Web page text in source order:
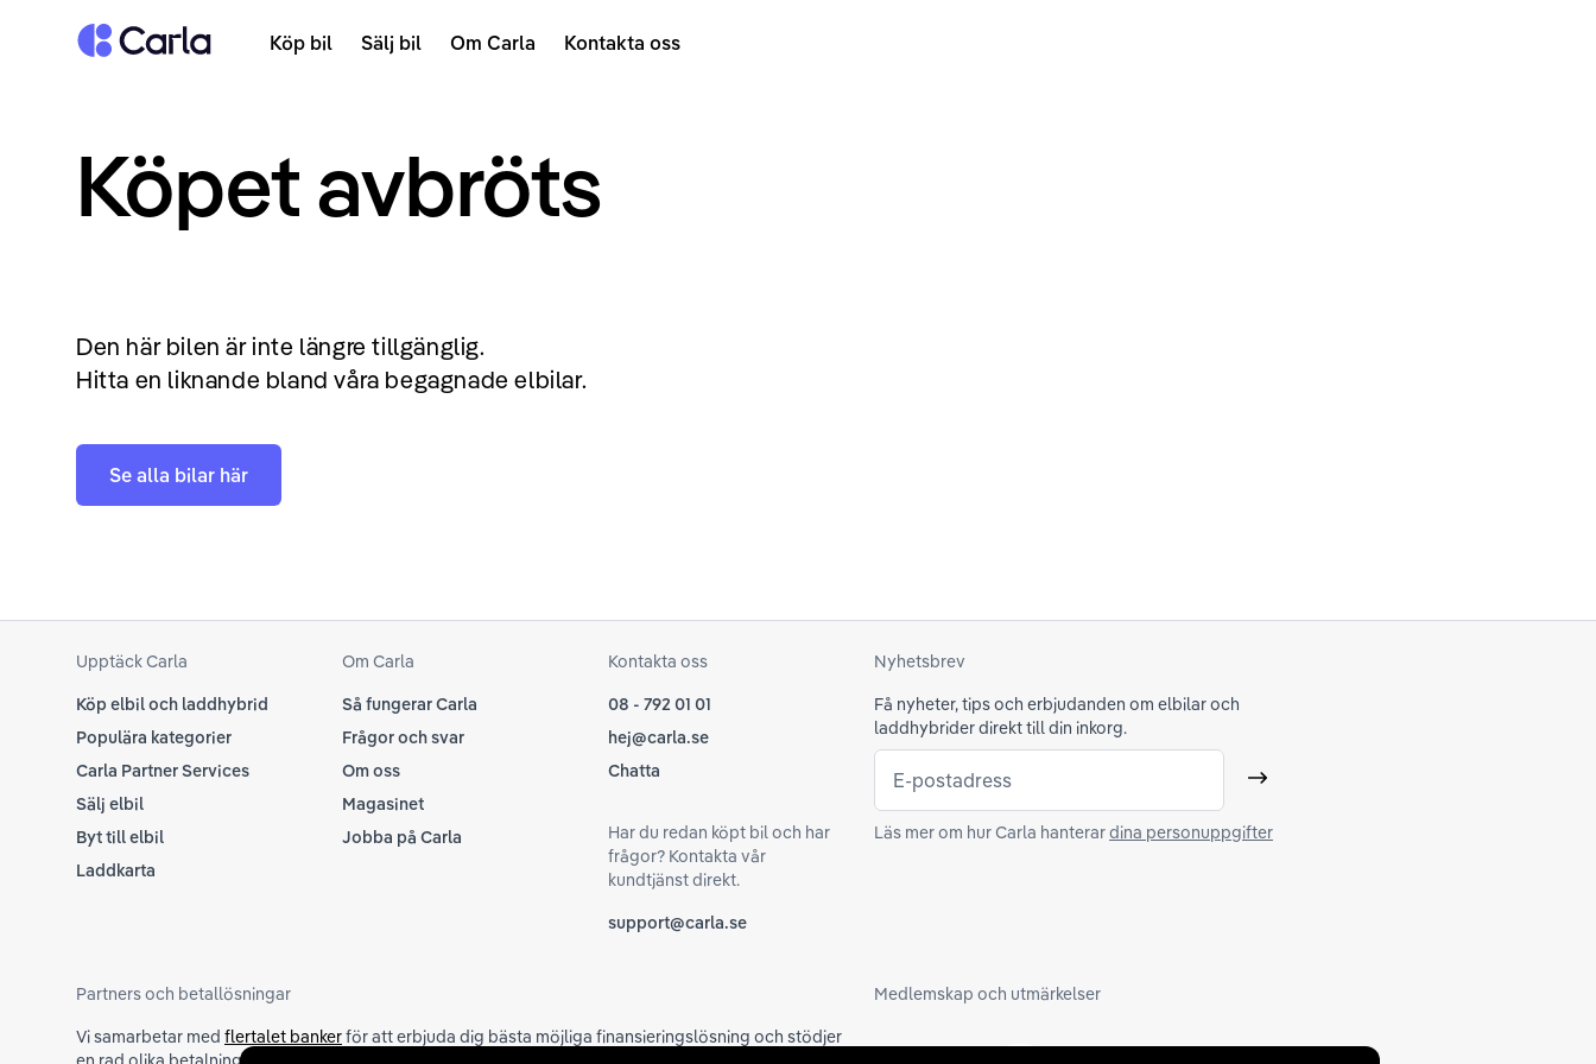
Tillbaka till startsidan Köp bil Sälj bil Om Carla Kontakta oss
Köpet avbröts
Den här bilen är inte längre tillgänglig.
Hitta en liknande bland våra begagnade elbilar.
Se alla bilar här
Upptäck Carla
Köp elbil och laddhybrid
Populära kategorier
Carla Partner Services
Sälj elbil
Byt till elbil
Laddkarta
Om Carla
Så fungerar Carla
Frågor och svar
Om oss
Magasinet
Jobba på Carla
Kontakta oss
08 - 792 01 01
hej@carla.se
Chatta
Har du redan köpt bil och har
frågor? Kontakta vår
kundtjänst direkt.
support@carla.se
Nyhetsbrev
Få nyheter, tips och erbjudanden om elbilar och
laddhybrider direkt till din inkorg.
E-postadress Skicka
Läs mer om hur Carla hanterardina personuppgifter
Partners och betallösningar
Vi samarbetar med flertalet bankerför att erbjuda dig bästa möjliga finansieringslösning och stödjer
Medlemskap och utmärkelser